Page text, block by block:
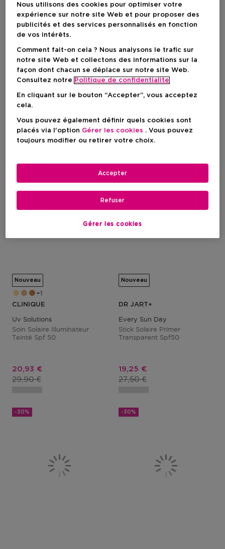
Dior Solar
Crème Protectrice Visage
Prix promotionnel
28,35 €
Prix du produit
40,50 €
1
Suncare
Sports Bb Spf 50+
Prix promotionnel
26,95 €
Prix du produit
38,50 €
1
-30%
1
Nouveau
CLINIQUE
Uv Solutions
Soin Solaire Illuminateur
Teinté Spf 50
Prix promotionnel
20,93 €
Prix du produit
29,90 €
-30%
Nouveau
DR JART+
Every Sun Day
Stick Solaire Primer
Transparent Spf50
Prix promotionnel
19,25 €
Prix du produit
27,50 €
-30% -30%
Nous utilisons des cookies pour optimiser votre
expérience sur notre site Web et pour proposer des
publicités et des services personnalisés en fonction
de vos intérêts.
Comment fait-on cela ? Nous analysons le trafic sur
notre site Web et collectons des informations sur la
façon dont chacun se déplace sur notre site Web.
Consultez notre Politique de confidentialite
En cliquant sur le bouton “Accepter”, vous acceptez
cela.
Vous pouvez également définir quels cookies sont
placés via l'option Gérer les cookies . Vous pouvez
toujours modifier ou retirer votre choix.
Gérer les cookies
Refuser
Accepter